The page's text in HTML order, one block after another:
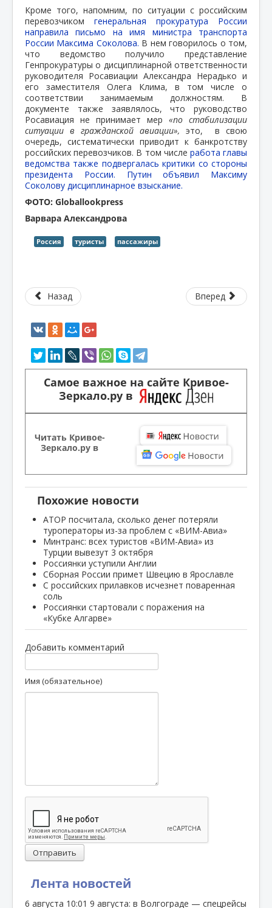
Лента новостей
6 августа 10:01 9 августа: в Волгограде — спецрейсы
Кроме того, напомним, по ситуации с российским
перевозчиком генеральная прокуратура России
направила письмо на имя министра транспорта
России Максима Соколова. В нем говорилось о том,
что ведомство получило представление
Генпрокуратуры о дисциплинарной ответственности
руководителя Росавиации Александра Нерадько и
его заместителя Олега Клима, в том числе о
соответствии занимаемым должностям. В
документе также заявлялось, что руководство
Росавиация не принимает мер «по стабилизации
ситуации в гражданской авиации», это, в свою
очередь, систематически приводит к банкротству
российских перевозчиков. В том числе работа главы
ведомства также подвергалась критики со стороны
президента России. Путин объявил Максиму
Соколову дисциплинарное взыскание.
ФОТО: Globallookpress
Варвара Александрова
Россия туристы пассажиры
Назад Вперед
Самое важное на сайте Кривое-
Зеркало.ру в
Читать Кривое-
Зеркало.ру в
Похожие новости
АТОР посчитала, сколько денег потеряли
туроператоры из-за проблем с «ВИМ-Авиа»
Минтранс: всех туристов «ВИМ-Авиа» из
Турции вывезут 3 октября
Россиянки уступили Англии
Сборная России примет Швецию в Ярославле
С российских прилавков исчезнет поваренная
соль
Россиянки стартовали с поражения на
«Кубке Алгарве»
Добавить комментарий
Имя (обязательное)
Отправить